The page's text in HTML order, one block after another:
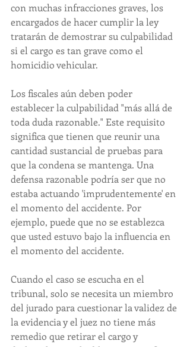
con muchas infracciones graves, los
encargados de hacer cumplir la ley
tratarán de demostrar su culpabilidad
si el cargo es tan grave como el
homicidio vehicular.
Los fiscales aún deben poder
establecer la culpabilidad "más allá de
toda duda razonable." Este requisito
significa que tienen que reunir una
cantidad sustancial de pruebas para
que la condena se mantenga. Una
defensa razonable podría ser que no
estaba actuando 'imprudentemente' en
el momento del accidente. Por
ejemplo, puede que no se establezca
que usted estuvo bajo la influencia en
el momento del accidente.
Cuando el caso se escucha en el
tribunal, solo se necesita un miembro
del jurado para cuestionar la validez de
la evidencia y el juez no tiene más
remedio que retirar el cargo y